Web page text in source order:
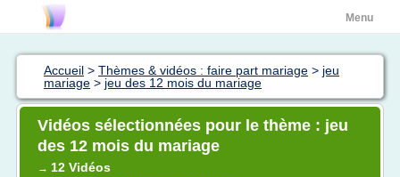
Menu
Accueil > Thèmes & vidéos : faire part mariage > jeu
mariage > jeu des 12 mois du mariage
Vidéos sélectionnées pour le thème : jeu
des 12 mois du mariage
→ 12 Vidéos